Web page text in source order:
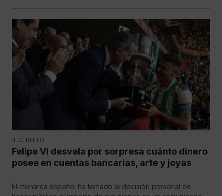
J. C. RUBIO
Felipe VI desvela por sorpresa cuánto dinero
posee en cuentas bancarias, arte y joyas
El monarca español ha tomado la decisión personal de